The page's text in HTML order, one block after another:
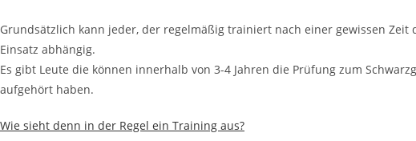
Grundsätzlich kann jeder, der regelmäßig trainiert nach einer gewissen
Einsatz abhängig.
Es gibt Leute die können innerhalb von 3-4 Jahren die Prüfung zum
aufgehört haben.
Wie sieht denn in der Regel ein Training aus?